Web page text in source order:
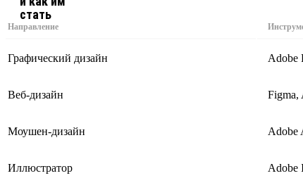
Направление
Графический дизайн Adobe
Веб-дизайн Figma,
Моушен-дизайн Adobe
Иллюстратор Adobe